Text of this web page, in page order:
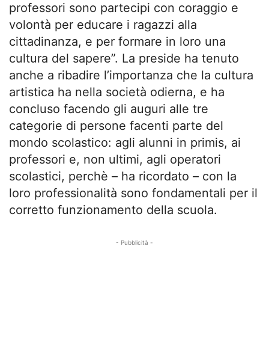
professori sono partecipi con coraggio e
volontà per educare i ragazzi alla
cittadinanza, e per formare in loro una
cultura del sapere”. La preside ha tenuto
anche a ribadire l’importanza che la cultura
artistica ha nella società odierna, e ha
concluso facendo gli auguri alle tre
categorie di persone facenti parte del
mondo scolastico: agli alunni in primis, ai
professori e, non ultimi, agli operatori
scolastici, perchè – ha ricordato – con la
loro professionalità sono fondamentali per il
corretto funzionamento della scuola.
- Pubblicità -